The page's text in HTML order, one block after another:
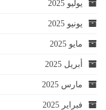
يوليو 2025
يونيو 2025
مايو 2025
أبريل 2025
مارس 2025
فبراير 2025